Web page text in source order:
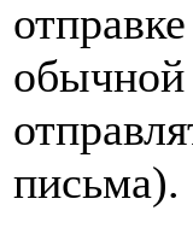
письма).